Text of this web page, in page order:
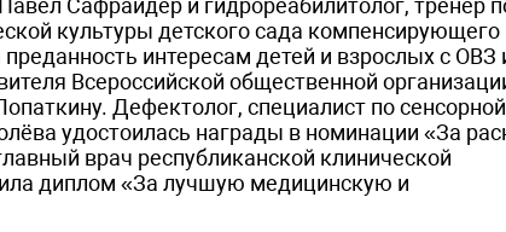
Сафрайдер и гидрореабилитолог, тренер
культуры детского сада компенсирующего
интересам детей и взрослых с ОВЗ
Всероссийской общественной
Дефектолог, специалист по сенсорной
удостоилась награды в номинации «За
врач республиканской клинической
диплом «За лучшую медицинскую и